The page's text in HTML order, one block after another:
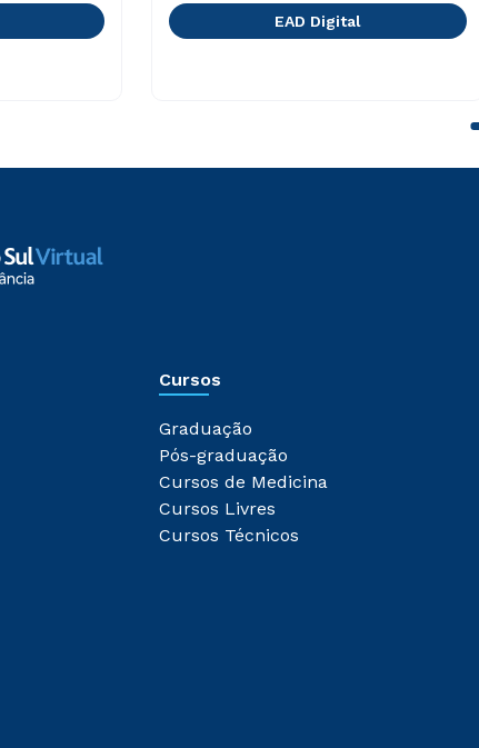
EAD Digital
Cursos
Graduação
Pós-graduação
Cursos de Medicina
Cursos Livres
Cursos Técnicos